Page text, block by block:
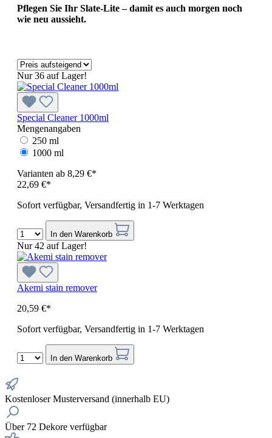
Pflegen Sie Ihr Slate-Lite – damit es auch morgen noch
wie neu aussieht.
Nur 36 auf Lager!
Special Cleaner 1000ml
Mengenangaben
250 ml
1000 ml
Varianten ab 8,29 €*
22,69 €*
Sofort verfügbar, Versandfertig in 1-7 Werktagen
In den Warenkorb
Nur 42 auf Lager!
Akemi stain remover
20,59 €*
Sofort verfügbar, Versandfertig in 1-7 Werktagen
In den Warenkorb
Kostenloser Musterversand (innerhalb EU)
Über 72 Dekore verfügbar